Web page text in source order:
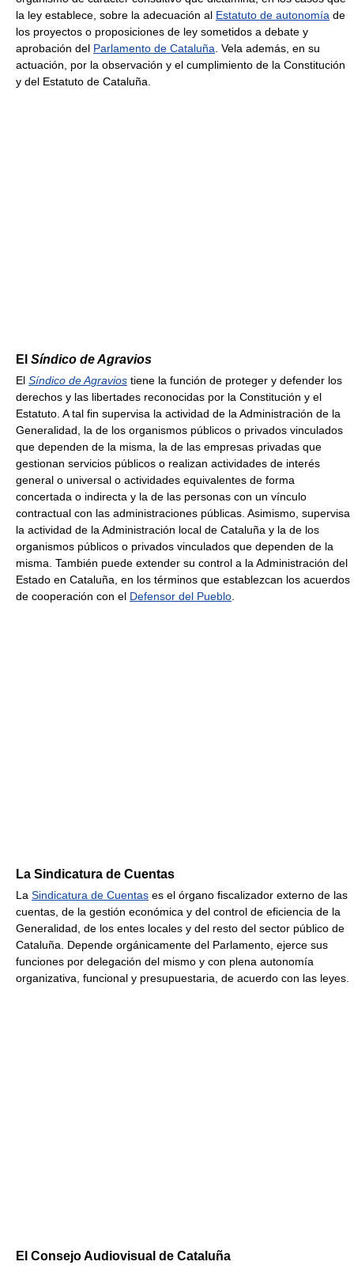
la ley establece, sobre la adecuación al Estatuto de autonomía de
los proyectos o proposiciones de ley sometidos a debate y
aprobación del Parlamento de Cataluña . Vela además, en su
actuación, por la observación y el cumplimiento de la Constitución
y del Estatuto de Cataluña.
El Síndico de Agravios
El Síndico de Agravios tiene la función de proteger y defender los
derechos y las libertades reconocidas por la Constitución y el
Estatuto. A tal fin supervisa la actividad de la Administración de la
Generalidad, la de los organismos públicos o privados vinculados
que dependen de la misma, la de las empresas privadas que
gestionan servicios públicos o realizan actividades de interés
general o universal o actividades equivalentes de forma
concertada o indirecta y la de las personas con un vínculo
contractual con las administraciones públicas. Asimismo, supervisa
la actividad de la Administración local de Cataluña y la de los
organismos públicos o privados vinculados que dependen de la
misma. También puede extender su control a la Administración del
Estado en Cataluña, en los términos que establezcan los acuerdos
de cooperación con el Defensor del Pueblo
La Sindicatura de Cuentas
La Sindicatura de Cuentas es el órgano fiscalizador externo de las
cuentas, de la gestión económica y del control de eficiencia de la
Generalidad, de los entes locales y del resto del sector público de
Cataluña. Depende orgánicamente del Parlamento, ejerce sus
funciones por delegación del mismo y con plena autonomía
organizativa, funcional y presupuestaria, de acuerdo con las leyes.
El Consejo Audiovisual de Cataluña